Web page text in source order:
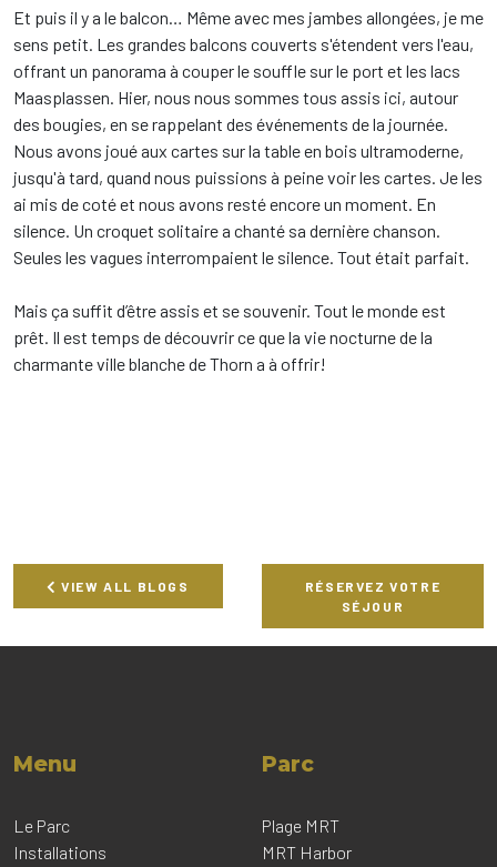
Et puis il y a le balcon… Même avec mes jambes allongées, je me
sens petit. Les grandes balcons couverts s'étendent vers l'eau,
offrant un panorama à couper le souffle sur le port et les lacs
Maasplassen. Hier, nous nous sommes tous assis ici, autour
des bougies, en se rappelant des événements de la journée.
Nous avons joué aux cartes sur la table en bois ultramoderne,
jusqu'à tard, quand nous puissions à peine voir les cartes. Je les
ai mis de coté et nous avons resté encore un moment. En
silence. Un croquet solitaire a chanté sa dernière chanson.
Seules les vagues interrompaient le silence. Tout était parfait.
Mais ça suffit d’être assis et se souvenir. Tout le monde est
prêt. Il est temps de découvrir ce que la vie nocturne de la
charmante ville blanche de Thorn a à offrir!
VIEW ALL BLOGS
RÉSERVEZ VOTRE
SÉJOUR
Menu
Le Parc
Installations
Parc
Plage MRT
MRT Harbor